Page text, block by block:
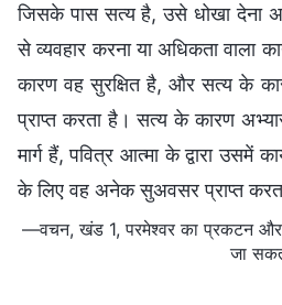
जिसके पास सत्य है, उसे धोखा देना
से व्यवहार करना या अधिकता वाला
कारण वह सुरक्षित है, और सत्य के
प्राप्त करता है। सत्य के कारण
मार्ग हैं, पवित्र आत्मा के द्वारा उसमें
के लिए वह अनेक सुअवसर प्राप्त
—वचन, खंड 1, परमेश्वर का प्रकटन और
जा